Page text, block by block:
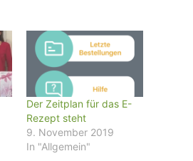
Der Zeitplan für das E-
Rezept steht
9. November 2019
In "Allgemein"